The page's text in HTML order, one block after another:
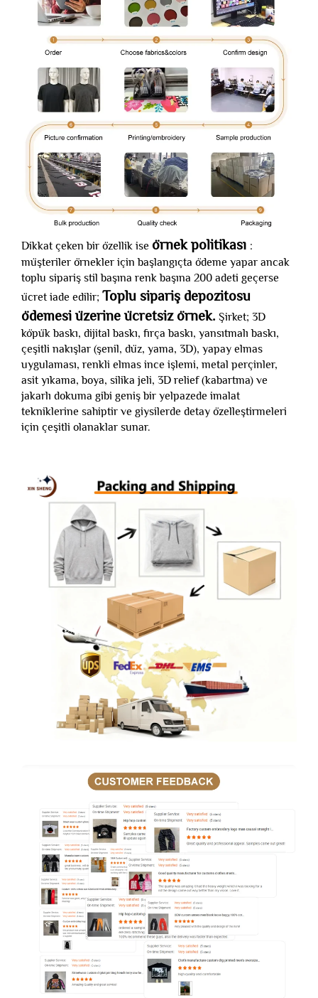
Dikkat çeken bir özellik ise örnek politikası :
müşteriler örnekler için başlangıçta ödeme yapar ancak
toplu sipariş stil başına renk başına 200 adeti geçerse
ücret iade edilir; Toplu sipariş depozitosu
ödemesi üzerine ücretsiz örnek. Şirket; 3D
köpük baskı, dijital baskı, fırça baskı, yansıtmalı baskı,
çeşitli nakışlar (şenil, düz, yama, 3D), yapay elmas
uygulaması, renkli elmas ince işlemi, metal perçinler,
asit yıkama, boya, silika jeli, 3D relief (kabartma) ve
jakarlı dokuma gibi geniş bir yelpazede imalat
tekniklerine sahiptir ve giysilerde detay özelleştirmeleri
için çeşitli olanaklar sunar.